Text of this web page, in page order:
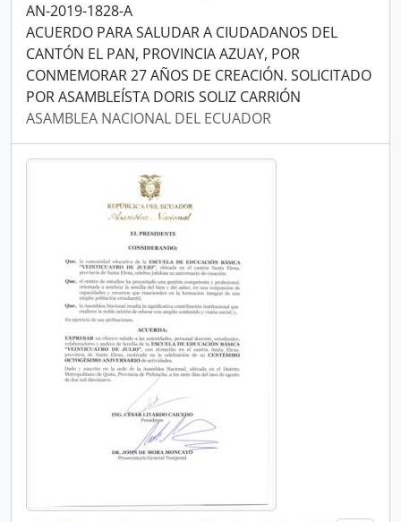
AN-2019-1828-A
ACUERDO PARA SALUDAR A CIUDADANOS DEL
CANTÓN EL PAN, PROVINCIA AZUAY, POR
CONMEMORAR 27 AÑOS DE CREACIÓN. SOLICITADO
POR ASAMBLEÍSTA DORIS SOLIZ CARRIÓN
ASAMBLEA NACIONAL DEL ECUADOR